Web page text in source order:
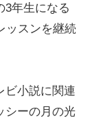
3年生になる
ッスンを継続
ビ小説に関連
シーの月の光